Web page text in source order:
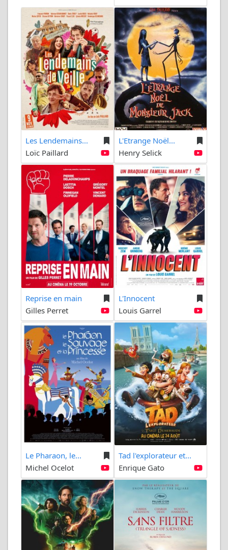
Les Lendemains...
Loïc Paillard
L'Etrange Noël...
Henry Selick
Reprise en main
Gilles Perret
L'Innocent
Louis Garrel
Le Pharaon, le...
Michel Ocelot
Tad l'explorateur et...
Enrique Gato